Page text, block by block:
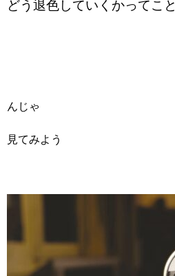
どう退色していくかってこと
んじゃ
見てみよう